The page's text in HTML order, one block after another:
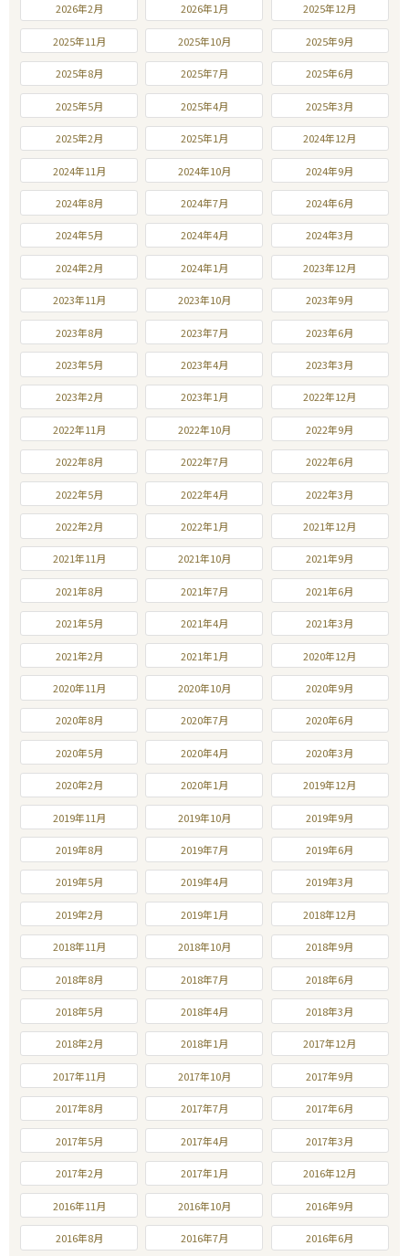
2026年2月 2026年1月 2025年12月
2025年11月 2025年10月 2025年9月
2025年8月 2025年7月 2025年6月
2025年5月 2025年4月 2025年3月
2025年2月 2025年1月 2024年12月
2024年11月 2024年10月 2024年9月
2024年8月 2024年7月 2024年6月
2024年5月 2024年4月 2024年3月
2024年2月 2024年1月 2023年12月
2023年11月 2023年10月 2023年9月
2023年8月 2023年7月 2023年6月
2023年5月 2023年4月 2023年3月
2023年2月 2023年1月 2022年12月
2022年11月 2022年10月 2022年9月
2022年8月 2022年7月 2022年6月
2022年5月 2022年4月 2022年3月
2022年2月 2022年1月 2021年12月
2021年11月 2021年10月 2021年9月
2021年8月 2021年7月 2021年6月
2021年5月 2021年4月 2021年3月
2021年2月 2021年1月 2020年12月
2020年11月 2020年10月 2020年9月
2020年8月 2020年7月 2020年6月
2020年5月 2020年4月 2020年3月
2020年2月 2020年1月 2019年12月
2019年11月 2019年10月 2019年9月
2019年8月 2019年7月 2019年6月
2019年5月 2019年4月 2019年3月
2019年2月 2019年1月 2018年12月
2018年11月 2018年10月 2018年9月
2018年8月 2018年7月 2018年6月
2018年5月 2018年4月 2018年3月
2018年2月 2018年1月 2017年12月
2017年11月 2017年10月 2017年9月
2017年8月 2017年7月 2017年6月
2017年5月 2017年4月 2017年3月
2017年2月 2017年1月 2016年12月
2016年11月 2016年10月 2016年9月
2016年8月 2016年7月 2016年6月